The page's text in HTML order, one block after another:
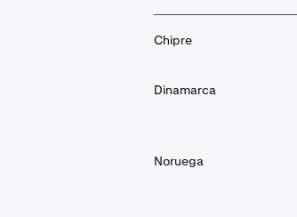
Chipre
Dinamarca
Noruega